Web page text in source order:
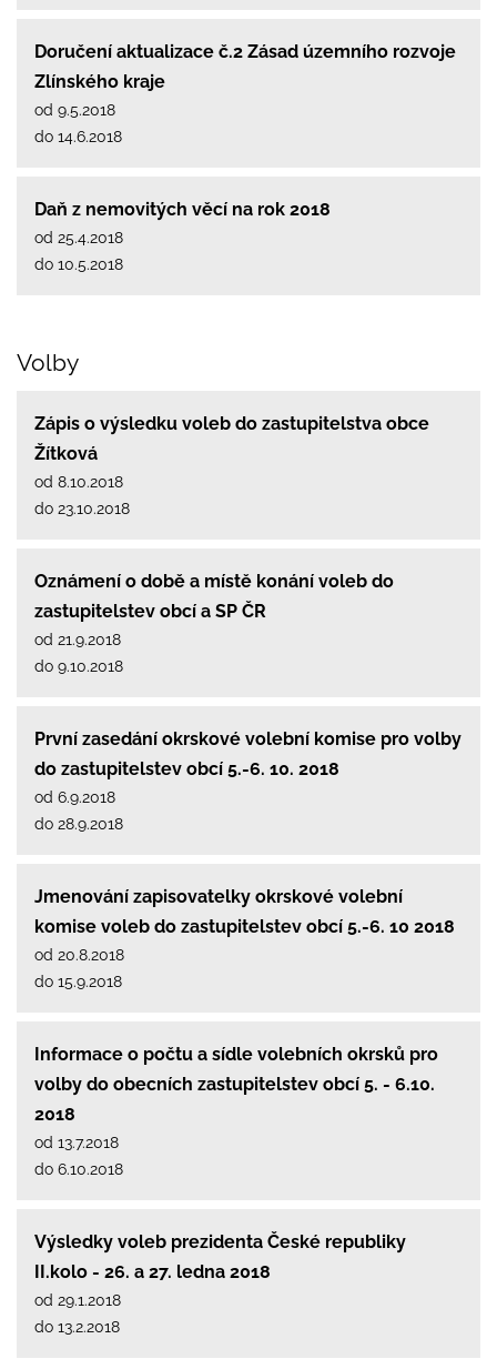
Doručení aktualizace č.2 Zásad územního rozvoje
Zlínského kraje
od 9.5.2018
do 14.6.2018
Daň z nemovitých věcí na rok 2018
od 25.4.2018
do 10.5.2018
Volby
Zápis o výsledku voleb do zastupitelstva obce
Žítková
od 8.10.2018
do 23.10.2018
Oznámení o době a místě konání voleb do
zastupitelstev obcí a SP ČR
od 21.9.2018
do 9.10.2018
První zasedání okrskové volební komise pro volby
do zastupitelstev obcí 5.-6. 10. 2018
od 6.9.2018
do 28.9.2018
Jmenování zapisovatelky okrskové volební
komise voleb do zastupitelstev obcí 5.-6. 10 2018
od 20.8.2018
do 15.9.2018
Informace o počtu a sídle volebních okrsků pro
volby do obecních zastupitelstev obcí 5. - 6.10.
2018
od 13.7.2018
do 6.10.2018
Výsledky voleb prezidenta České republiky
II.kolo - 26. a 27. ledna 2018
od 29.1.2018
do 13.2.2018